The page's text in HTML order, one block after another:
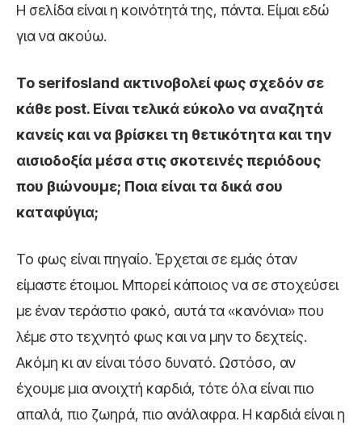
Η σελίδα είναι η κοινότητά της, πάντα. Είμαι εδώ
για να ακούω.
Το serifosland ακτινοβολεί φως σχεδόν σε
κάθε post. Είναι τελικά εύκολο να αναζητά
κανείς και να βρίσκει τη θετικότητα και την
αισιοδοξία μέσα στις σκοτεινές περιόδους
που βιώνουμε; Ποια είναι τα δικά σου
καταφύγια;
Το φως είναι πηγαίο. Έρχεται σε εμάς όταν
είμαστε έτοιμοι. Μπορεί κάποιος να σε στοχεύσει
με έναν τεράστιο φακό, αυτά τα «κανόνια» που
λέμε στο τεχνητό φως και να μην το δεχτείς.
Ακόμη κι αν είναι τόσο δυνατό. Ωστόσο, αν
έχουμε μια ανοιχτή καρδιά, τότε όλα είναι πιο
απαλά, πιο ζωηρά, πιο ανάλαφρα. Η καρδιά είναι η